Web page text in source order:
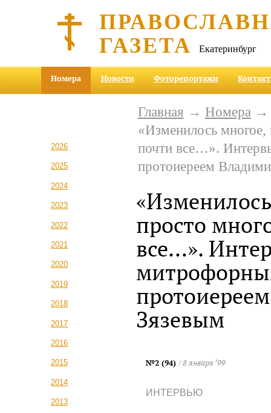
ГАЗЕТА Екатеринбург
Номера Новости Фоторепортажи
2026
2025
2024
2023
2022
2021
2020
2019
2018
2017
2016
2015
2014
2013
Главная → Номера
«Изменилось многое,
почти все…».
протоиереем
просто
все…».
Зязевым
№2 (94) / 8 января ‘99
ИНТЕРВЬЮ